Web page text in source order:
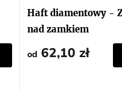
Haft diamentowy -
nad zamkiem
od 62,10 zł